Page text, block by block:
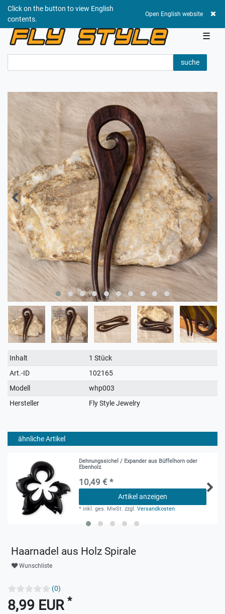
Click on the button to view English
contents.
Open English website
☰
suche
Technisches
Merkmal
Wert
Inhalt
1 Stück
Art.-ID
102165
Modell
whp003
Hersteller
Fly Style Jewelry
ähnliche Artikel
Dehnungssichel / Expander aus Büffelhorn oder
Ebenholz
10,49 € *
Artikel anzeigen
* inkl. ges. MwSt. zzgl.Versandkosten
Haarnadel aus Holz Spirale
Wunschliste
(0)
8,99 EUR *